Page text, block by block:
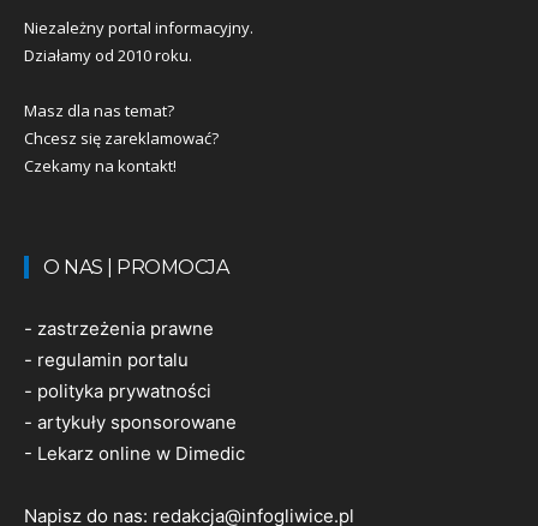
Niezależny portal informacyjny.
Działamy od 2010 roku.
Masz dla nas temat?
Chcesz się zareklamować?
Czekamy na kontakt!
O NAS | PROMOCJA
- zastrzeżenia prawne
- regulamin portalu
- polityka prywatności
- artykuły sponsorowane
- Lekarz online w Dimedic
Napisz do nas: redakcja@infogliwice.pl